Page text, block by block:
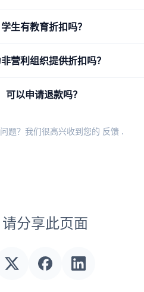
学生有教育折扣吗？
营利组织提供折扣吗？
可以申请退款吗？
题？我们很高兴收到您的 反馈 .
请分享此页面